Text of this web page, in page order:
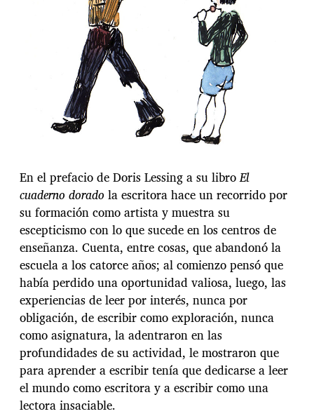
En el prefacio de Doris Lessing a su libroEl
cuaderno dorado la escritora hace un recorrido por
su formación como artista y muestra su
escepticismo con lo que sucede en los centros de
enseñanza. Cuenta, entre cosas, que abandonó la
escuela a los catorce años; al comienzo pensó que
había perdido una oportunidad valiosa, luego, las
experiencias de leer por interés, nunca por
obligación, de escribir como exploración, nunca
como asignatura, la adentraron en las
profundidades de su actividad, le mostraron que
para aprender a escribir tenía que dedicarse a leer
el mundo como escritora y a escribir como una
lectora insaciable.